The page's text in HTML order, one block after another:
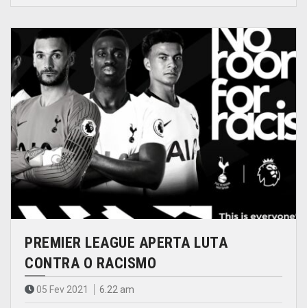
PREMIER LEAGUE APERTA LUTA
CONTRA O RACISMO
05 Fev 2021 6.22 am